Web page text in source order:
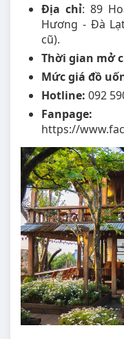
Địa chỉ: 89
Hương - Đà
cũ).
Thời gian mở
Mức giá đồ
Hotline: 092
Fanpage:
https://